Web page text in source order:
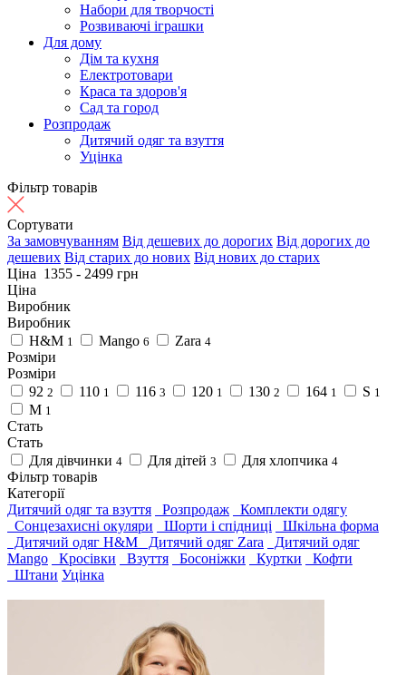
Набори для творчості
Розвиваючі іграшки
Для дому
Дім та кухня
Електротовари
Краса та здоров'я
Сад та город
Розпродаж
Дитячий одяг та взуття
Уцінка
Фільтр товарів
Сортувати
За замовчуванням Від дешевих до дорогих Від дорогих до
дешевих Від старих до нових Від нових до старих
Ціна 1355 - 2499 грн
Ціна
Виробник
Виробник
H&M 1 Mango 6 Zara 4
Розміри
Розміри
92 2 110 1 116 3 120 1 130 2 164 1 S 1
M 1
Стать
Стать
Для дівчинки 4 Для дітей 3 Для хлопчика 4
Фільтр товарів
Категорії
Дитячий одяг та взуття
Розпродаж
Комплекти одягу
Сонцезахисні окуляри
Шорти і спідниці
Шкільна форма
Дитячий одяг H&M
Дитячий одяг Zara
Дитячий одяг
Mango
Кросівки Взуття Босоніжки Куртки
Кофти
Штани Уцінка